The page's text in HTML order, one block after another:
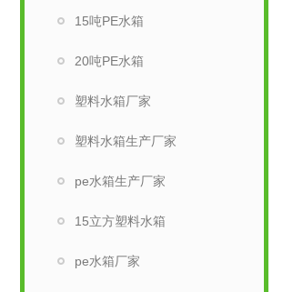
15吨PE水箱
20吨PE水箱
塑料水箱厂家
塑料水箱生产厂家
pe水箱生产厂家
15立方塑料水箱
pe水箱厂家